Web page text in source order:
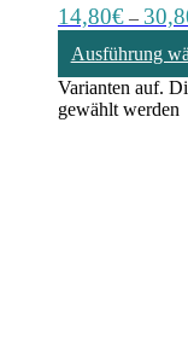
14,80€ –
Ausführung
Varianten auf.
gewählt werden